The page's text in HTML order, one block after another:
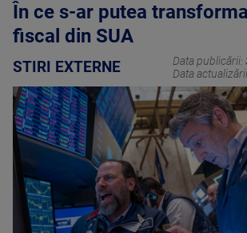
În ce s-ar putea
fiscal din SUA
STIRI EXTERNE Data publicării:
Data actualizării: